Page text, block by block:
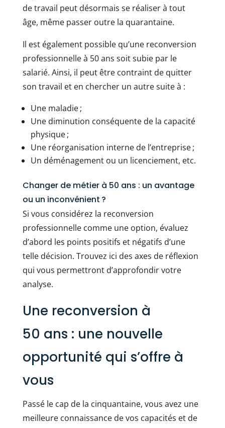
de travail peut désormais se réaliser à tout
âge, même passer outre la quarantaine.
Il est également possible qu’une reconversion
professionnelle à 50 ans soit subie par le
salarié. Ainsi, il peut être contraint de quitter
son travail et en chercher un autre suite à :
Une maladie ;
Une diminution conséquente de la capacité
physique ;
Une réorganisation interne de l’entreprise ;
Un déménagement ou un licenciement, etc.
Changer de métier à 50 ans : un avantage
ou un inconvénient ?
Si vous considérez la reconversion
professionnelle comme une option, évaluez
d’abord les points positifs et négatifs d’une
telle décision. Trouvez ici des axes de réflexion
qui vous permettront d’approfondir votre
analyse.
Une reconversion à
50 ans : une nouvelle
opportunité qui s’offre à
vous
Passé le cap de la cinquantaine, vous avez une
meilleure connaissance de vos capacités et de